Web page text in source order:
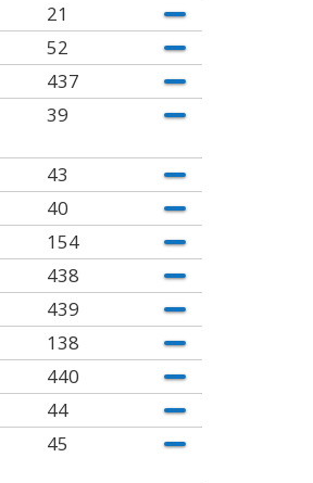
21
52
437
39
43
40
154
438
439
138
440
44
45